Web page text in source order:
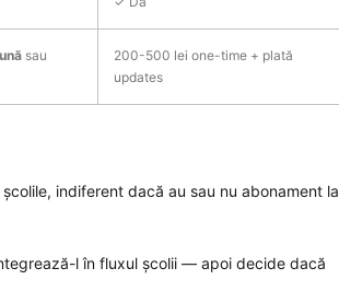
sau
200-500 lei one-time + plată
updates
indiferent dacă au sau nu abonament la
l în fluxul școlii — apoi decide dacă